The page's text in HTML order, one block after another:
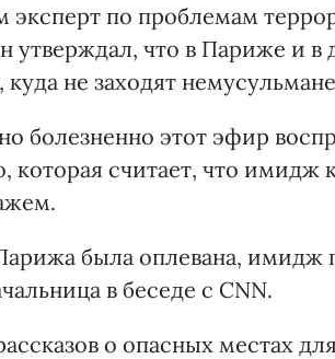
эксперт по проблемам
утверждал, что в Париже и в
не заходят
болезненно этот эфир
которая считает, что имидж
была оплевана, имидж
в беседе с CNN.
о опасных местах